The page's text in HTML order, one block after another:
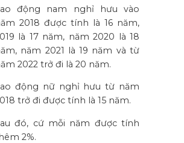
động nam nghỉ hưu vào
2018 được tính là 16 năm,
là 17 năm, năm 2020 là 18
năm 2021 là 19 năm và từ
2022 trở đi là 20 năm.
động nữ nghỉ hưu từ năm
trở đi được tính là 15 năm.
đó, cứ mỗi năm được tính
2%.